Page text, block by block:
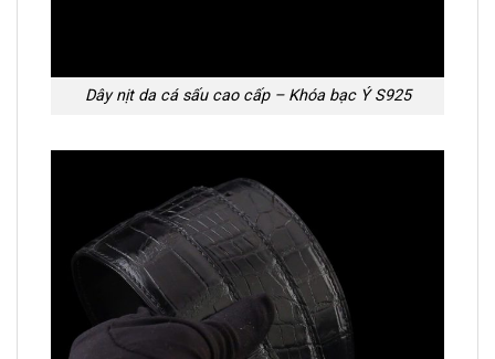
Dây nịt da cá sấu cao cấp – Khóa bạc Ý S925